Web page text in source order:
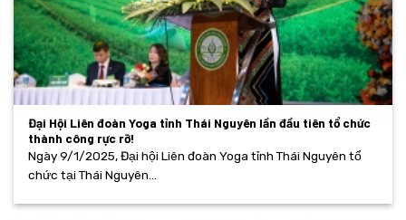
Đại Hội Liên đoàn Yoga tỉnh Thái Nguyên lần đầu tiên tổ chức
thành công rực rỡ!
Ngày 9/1/2025, Đại hội Liên đoàn Yoga tỉnh Thái Nguyên tổ
chức tại Thái Nguyên...